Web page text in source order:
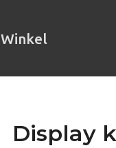
Winkel
Display